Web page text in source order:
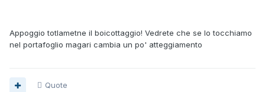
Appoggio totlametne il boicottaggio! Vedrete che se lo tocchiamo
nel portafoglio magari cambia un po' atteggiamento
Quote